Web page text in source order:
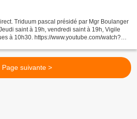
Triduum pascal présidé par Mgr Boulanger
saint à 19h, vendredi saint à 19h, Vigile
à 10h30. https://www.youtube.com/watch?
Page suivante >